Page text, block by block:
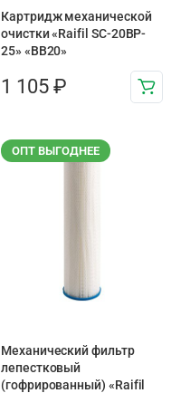
Картридж механической
очистки «Raifil SC-20BP-
25» «BB20»
1 105 ₽
ОПТ ВЫГОДНЕЕ
Механический фильтр
лепестковый
(гофрированный) «Raifil